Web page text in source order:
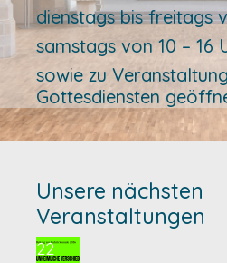
dienstags bis freitags
samstags von 10 – 16
sowie zu
Gottesdiensten
Unsere nächsten
Veranstaltungen
22